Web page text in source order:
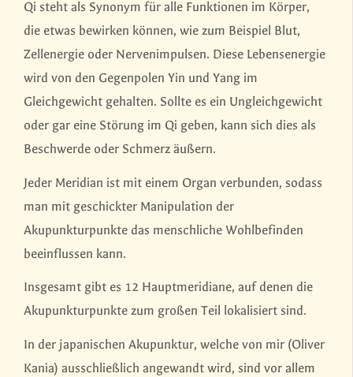
Qi steht als Synonym für alle Funktionen im Körper,
die etwas bewirken können, wie zum Beispiel Blut,
Zellenergie oder Nervenimpulsen. Diese Lebensenergie
wird von den Gegenpolen Yin und Yang im
Gleichgewicht gehalten. Sollte es ein Ungleichgewicht
oder gar eine Störung im Qi geben, kann sich dies als
Beschwerde oder Schmerz äußern.
Jeder Meridian ist mit einem Organ verbunden, sodass
man mit geschickter Manipulation der
Akupunkturpunkte das menschliche Wohlbefinden
beeinflussen kann.
Insgesamt gibt es 12 Hauptmeridiane, auf denen die
Akupunkturpunkte zum großen Teil lokalisiert sind.
In der japanischen Akupunktur, welche von mir (Oliver
Kania) ausschließlich angewandt wird, sind vor allem